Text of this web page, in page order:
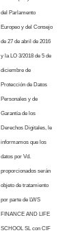
del Parlamento
Europeo y del Consejo
de 27 de abril de 2016
y la LO 3/2018 de 5 de
diciembre de
Protección de Datos
Personales y de
Garantía de los
Derechos Digitales, le
informamos que los
datos por Vd.
proporcionados serán
objeto de tratamiento
por parte de LWS
FINANCE AND LIFE
SCHOOL SL con CIF